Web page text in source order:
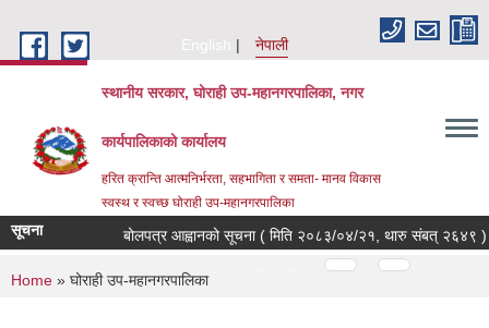
English
नेपाली
स्थानीय सरकार, घोराही उप-महानगरपालिका, नगर
कार्यपालिकाको कार्यालय
हरित क्रान्ति आत्मनिर्भरता, सहभागिता र समता- मानव विकास
स्वस्थ र स्वच्छ घोराही उप-महानगरपालिका
सूचना बोलपत्र आह्वानको सूचना ( मिति २०८३/०४/२१, थारु संबत् २६४९ )
Pages
You are here
Home » घोराही उप-महानगरपालिका